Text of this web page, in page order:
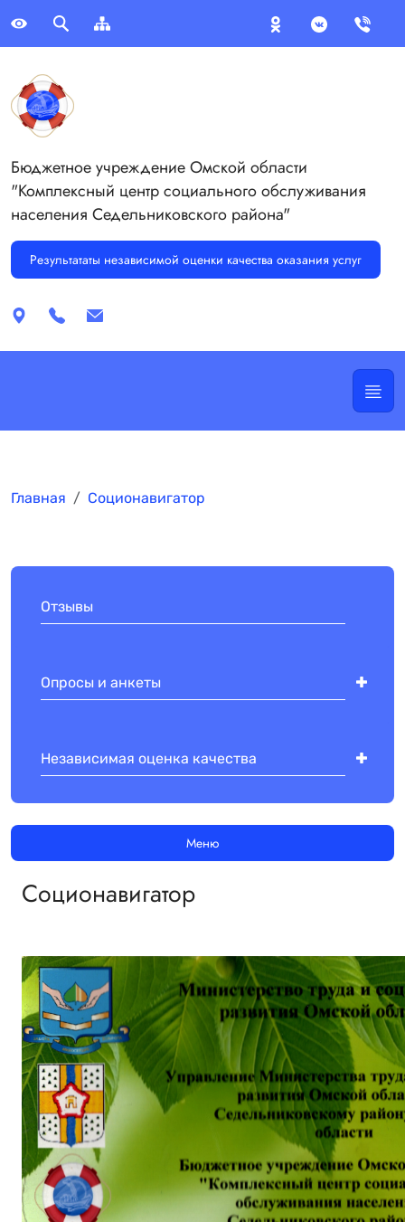
Бюджетное учреждение Омской области
"Комплексный центр социального обслуживания
населения Седельниковского района"
Результататы независимой оценки качества оказания услуг
Главная Соционавигатор
Отзывы
Опросы и анкеты
Независимая оценка качества
Меню
Соционавигатор